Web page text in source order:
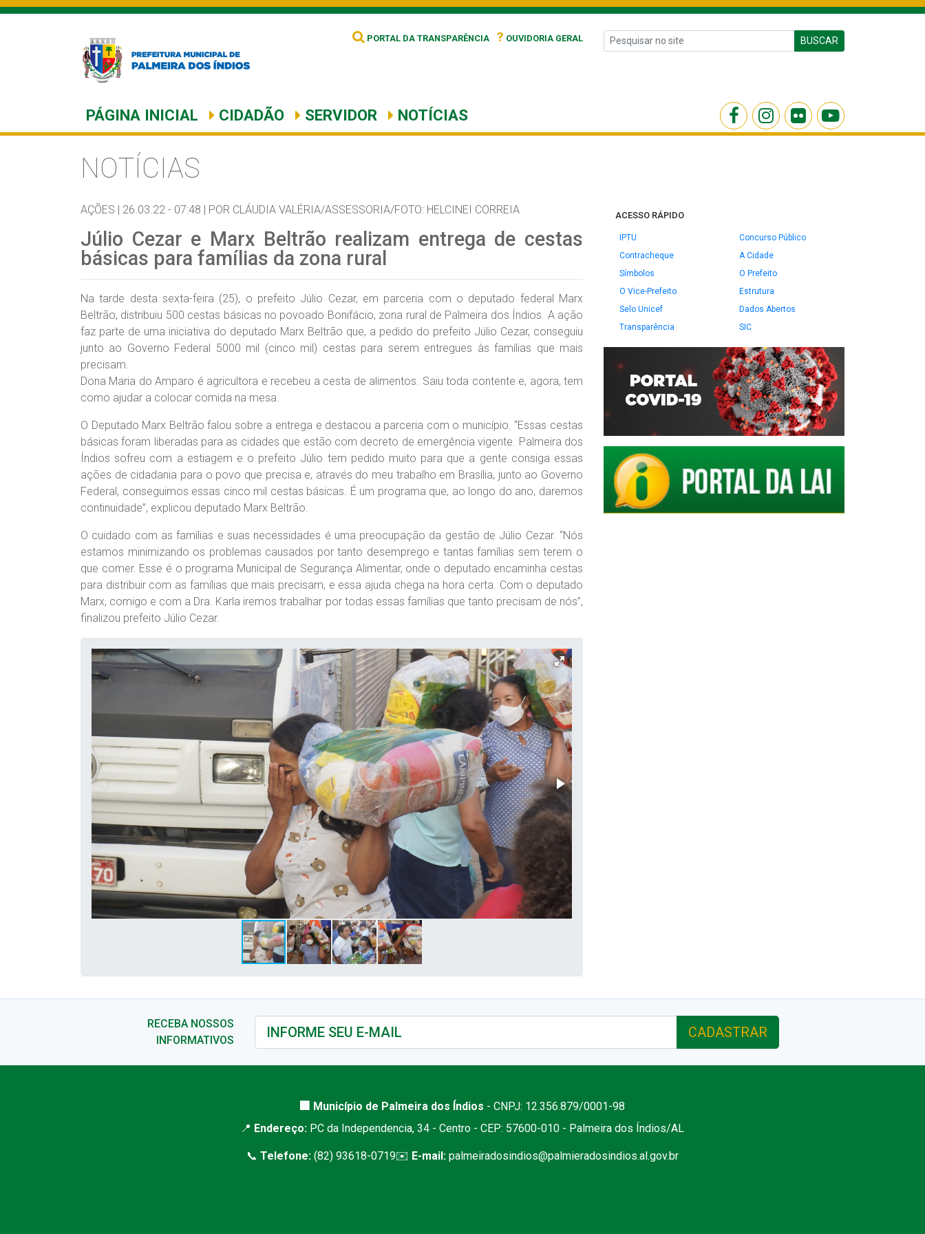
PORTAL DA TRANSPARÊNCIA ? OUVIDORIA GERAL BUSCAR
PÁGINA INICIAL CIDADÃO SERVIDOR NOTÍCIAS
NOTÍCIAS
AÇÕES | 26.03.22 - 07:48 | POR CLÁUDIA VALÉRIA/ASSESSORIA/FOTO: HELCINEI CORREIA
Júlio Cezar e Marx Beltrão realizam entrega de cestas
básicas para famílias da zona rural
Na tarde desta sexta-feira (25), o prefeito Júlio Cezar, em parceria com o deputado federal Marx
Beltrão, distribuiu 500 cestas básicas no povoado Bonifácio, zona rural de Palmeira dos Índios. A ação
faz parte de uma iniciativa do deputado Marx Beltrão que, a pedido do prefeito Júlio Cezar, conseguiu
junto ao Governo Federal 5000 mil (cinco mil) cestas para serem entregues às famílias que mais
precisam.
Dona Maria do Amparo é agricultora e recebeu a cesta de alimentos. Saiu toda contente e, agora, tem
como ajudar a colocar comida na mesa.
O Deputado Marx Beltrão falou sobre a entrega e destacou a parceria com o município. “Essas cestas
básicas foram liberadas para as cidades que estão com decreto de emergência vigente. Palmeira dos
Índios sofreu com a estiagem e o prefeito Júlio tem pedido muito para que a gente consiga essas
ações de cidadania para o povo que precisa e, através do meu trabalho em Brasília, junto ao Governo
Federal, conseguimos essas cinco mil cestas básicas. É um programa que, ao longo do ano, daremos
continuidade”, explicou deputado Marx Beltrão.
O cuidado com as famílias e suas necessidades é uma preocupação da gestão de Júlio Cezar. “Nós
estamos minimizando os problemas causados por tanto desemprego e tantas famílias sem terem o
que comer. Esse é o programa Municipal de Segurança Alimentar, onde o deputado encaminha cestas
para distribuir com as famílias que mais precisam, e essa ajuda chega na hora certa. Com o deputado
Marx, comigo e com a Dra. Karla iremos trabalhar por todas essas famílias que tanto precisam de nós”,
finalizou prefeito Júlio Cezar.
ACESSO RÁPIDO
IPTU
Concurso Público
Contracheque
A Cidade
Símbolos
O Prefeito
O Vice-Prefeito
Estrutura
Selo Unicef
Dados Abertos
Transparência
SIC
RECEBA NOSSOS
INFORMATIVOS
CADASTRAR
🏢 Município de Palmeira dos Índios - CNPJ: 12.356.879/0001-98
📍 Endereço: PC da Independencia, 34 - Centro - CEP: 57600-010 - Palmeira dos Índios/AL
📞 Telefone:(82) 93618-0719✉️ E-mail: palmeiradosindios@palmieradosindios.al.gov.br